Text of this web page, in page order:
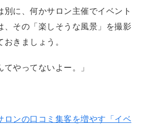
別に、何かサロン主催でイベント
、その「楽しそうな風景」を撮影
きましょう。
てやってないよー。」
ロンの口コミ集客を増やす「イベ